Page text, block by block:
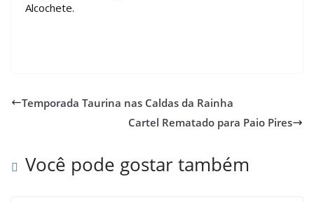
Alcochete.
Temporada Taurina nas Caldas da Rainha
Cartel Rematado para Paio Pires
Você pode gostar também